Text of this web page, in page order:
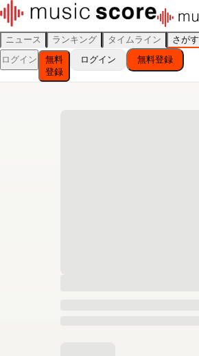
ニュース ランキング タイムライン
さがす
ログイン
無料
登録
ログイン 無料登録